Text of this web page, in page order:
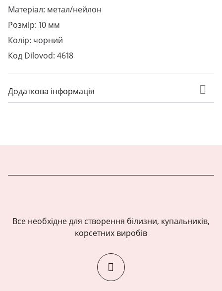
Матеріал: метал/нейлон
Розмір: 10 мм
Колір: чорний
Код Dilovod: 4618
Додаткова інформація
Все необхідне для створення білизни, купальників,
корсетних виробів